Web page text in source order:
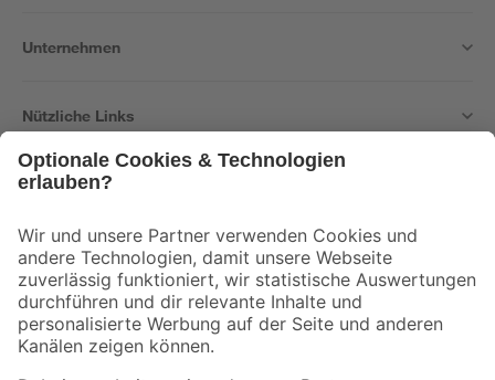
Unternehmen
Nützliche Links
Der toom Newsletter: Keine Angebote und Aktionen mehr verpassen!
Zur Newsletter Anmeldung
Folge uns